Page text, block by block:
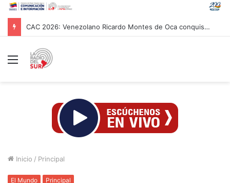
CAC 2026: Venezolano Ricardo Montes de Oca conquista Oro en salto con pértiga
Menú
Inicio / Principal
El Mundo Principal